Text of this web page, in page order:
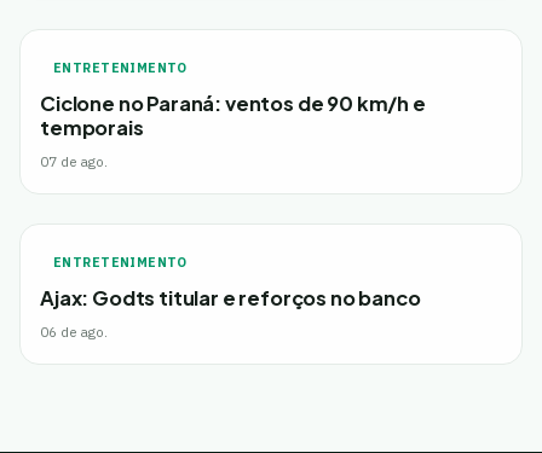
ENTRETENIMENTO
Ciclone no Paraná: ventos de 90 km/h e
temporais
07 de ago.
ENTRETENIMENTO
Ajax: Godts titular e reforços no banco
06 de ago.